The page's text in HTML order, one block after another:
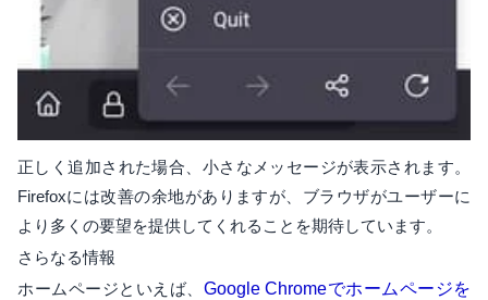
正しく追加された場合、小さなメッセージが表示されます。
Firefoxには改善の余地がありますが、ブラウザがユーザーに
より多くの要望を提供してくれることを期待しています。
さらなる情報
ホームページといえば、 Google Chromeでホームページを